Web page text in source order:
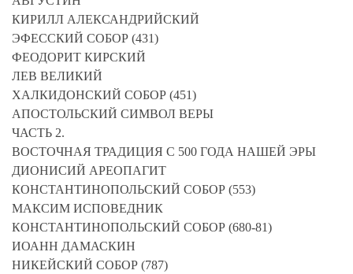
КИРИЛЛ АЛЕКСАНДРИЙСКИЙ
ЭФЕССКИЙ СОБОР (431)
ФЕОДОРИТ КИРСКИЙ
ЛЕВ ВЕЛИКИЙ
ХАЛКИДОНСКИЙ СОБОР (451)
АПОСТОЛЬСКИЙ СИМВОЛ ВЕРЫ
ЧАСТЬ 2.
ВОСТОЧНАЯ ТРАДИЦИЯ С 500 ГОДА НАШЕЙ ЭРЫ
ДИОНИСИЙ АРЕОПАГИТ
КОНСТАНТИНОПОЛЬСКИЙ СОБОР (553)
МАКСИМ ИСПОВЕДНИК
КОНСТАНТИНОПОЛЬСКИЙ СОБОР (680-81)
ИОАНН ДАМАСКИН
НИКЕЙСКИЙ СОБОР (787)